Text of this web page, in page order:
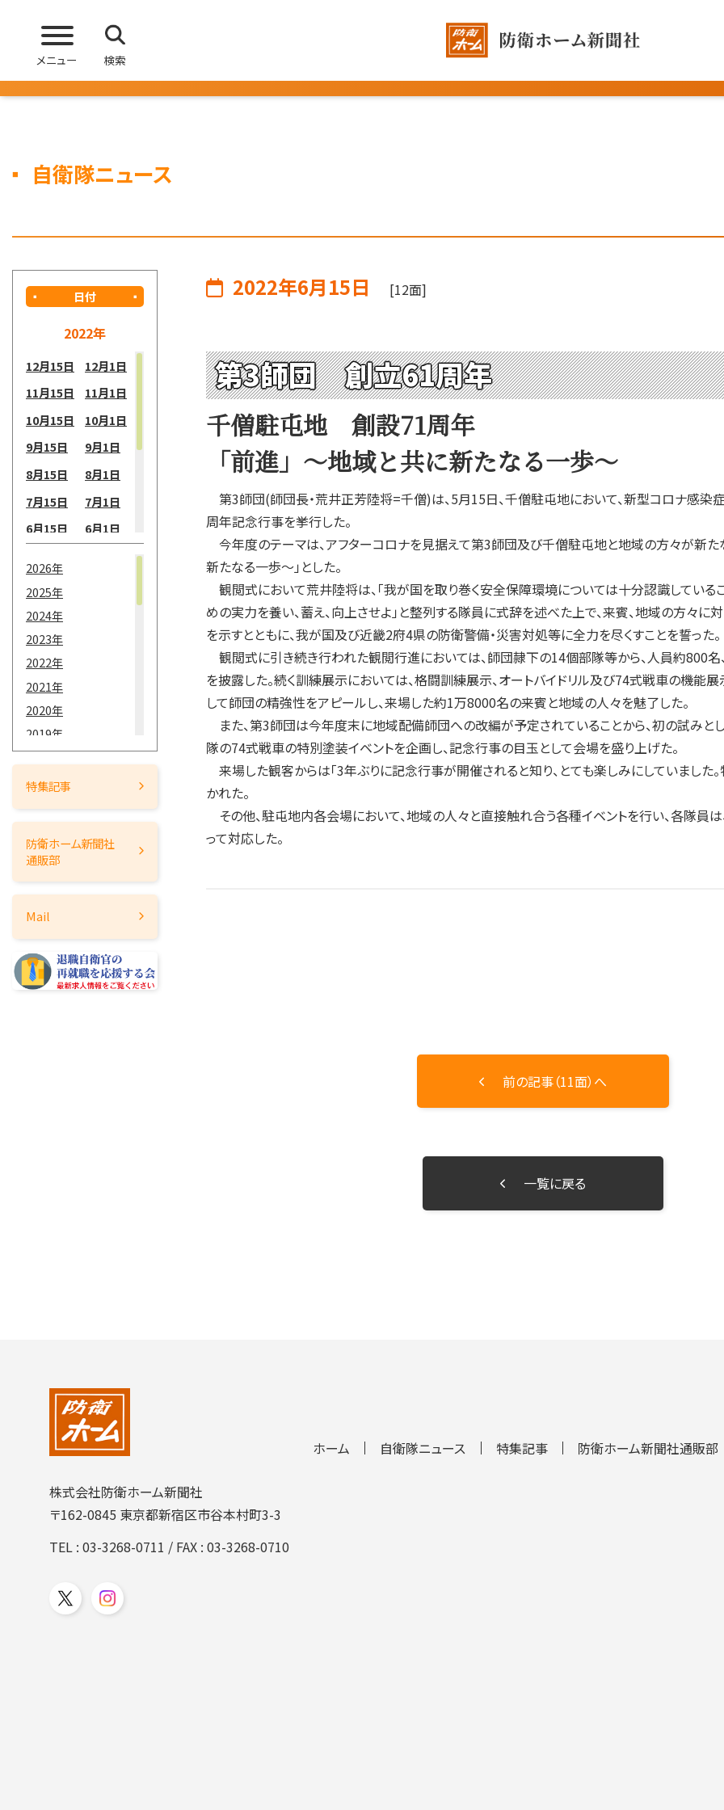
メニュー 検索
自衛隊ニュース
日付
2022年
12月15日
12月1日
11月15日
11月1日
10月15日
10月1日
9月15日
9月1日
8月15日
8月1日
7月15日
7月1日
6月15日
6月1日
3月15日
2月15日
1月15日
2026年
2025年
2024年
2023年
2022年
2021年
2020年
2019年
2018年
2017年
2014年
2012年
2011年
2009年
2008年
特集記事
防衛ホーム新聞社
通販部
Mail
2022年6月15日 [12面]
第3師団 創立61周年
千僧駐屯地 創設71周年
「前進」～地域と共に新たなる一歩～
第3師団(師団長・荒井正芳陸将=千僧)は、5月15日、千僧駐屯地において、新型コロナ感染
周年記念行事を挙行した。
今年度のテーマは、アフターコロナを見据えて第3師団及び千僧駐屯地と地域の方々が新
新たなる一歩～」とした。
観閲式において荒井陸将は、「我が国を取り巻く安全保障環境については十分認識している
めの実力を養い、蓄え、向上させよ」と整列する隊員に式辞を述べた上で、来賓、地域の方々に
を示すとともに、我が国及び近畿2府4県の防衛警備・災害対処等に全力を尽くすことを誓った。
観閲式に引き続き行われた観閲行進においては、師団隷下の14個部隊等から、人員約800
を披露した。続く訓練展示においては、格闘訓練展示、オートバイドリル及び74式戦車の機
して師団の精強性をアピールし、来場した約1万8000名の来賓と地域の人々を魅了した。
また、第3師団は今年度末に地域配備師団への改編が予定されていることから、初の試み
隊の74式戦車の特別塗装イベントを企画し、記念行事の目玉として会場を盛り上げた。
来場した観客からは「3年ぶりに記念行事が開催されると知り、とても楽しみにしていました
かれた。
その他、駐屯地内各会場において、地域の人々と直接触れ合う各種イベントを行い、各隊員
って対応した。
前の記事（11面）へ
一覧に戻る
株式会社防衛ホーム新聞社
〒162-0845 東京都新宿区市谷本村町3-3
TEL :03-3268-0711 / FAX : 03-3268-0710
ホーム 自衛隊ニュース 特集記事 防衛ホーム新聞社通販部